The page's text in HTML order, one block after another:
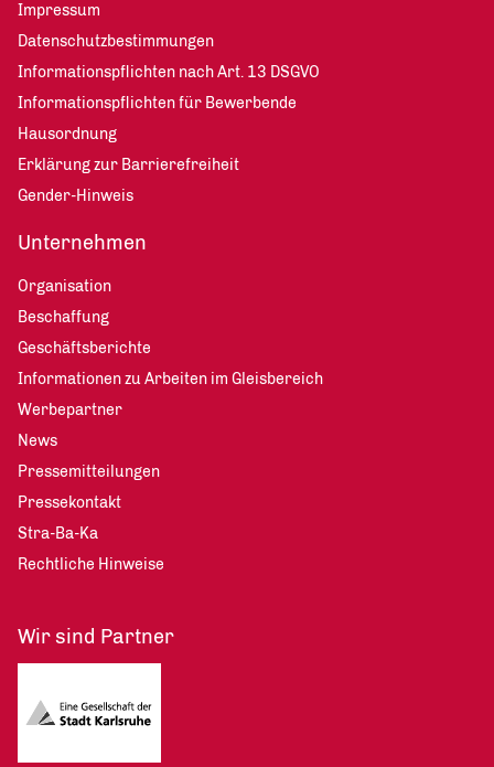
Impressum
Datenschutzbestimmungen
Informationspflichten nach Art. 13 DSGVO
Informationspflichten für Bewerbende
Hausordnung
Erklärung zur Barrierefreiheit
Gender-Hinweis
Unternehmen
Organisation
Beschaffung
Geschäftsberichte
Informationen zu Arbeiten im Gleisbereich
Werbepartner
News
Pressemitteilungen
Pressekontakt
Stra-Ba-Ka
Rechtliche Hinweise
Wir sind Partner